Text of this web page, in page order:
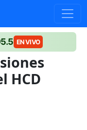
EN VIVO
HCD